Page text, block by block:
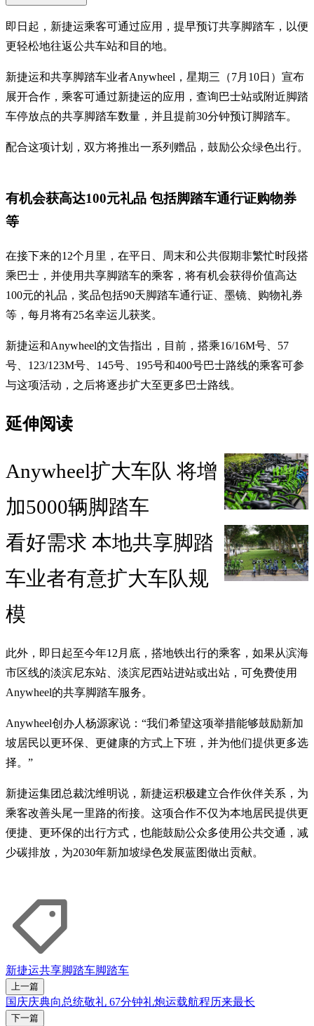
即日起，新捷运乘客可通过应用，提早预订共享脚踏车，以便
更轻松地往返公共车站和目的地。
新捷运和共享脚踏车业者Anywheel，星期三（7月10日）宣布
展开合作，乘客可通过新捷运的应用，查询巴士站或附近脚踏
车停放点的共享脚踏车数量，并且提前30分钟预订脚踏车。
配合这项计划，双方将推出一系列赠品，鼓励公众绿色出行。
有机会获高达100元礼品 包括脚踏车通行证购物券
等
在接下来的12个月里，在平日、周末和公共假期非繁忙时段搭
乘巴士，并使用共享脚踏车的乘客，将有机会获得价值高达
100元的礼品，奖品包括90天脚踏车通行证、墨镜、购物礼券
等，每月将有25名幸运儿获奖。
新捷运和Anywheel的文告指出，目前，搭乘16/16M号、57
号、123/123M号、145号、195号和400号巴士路线的乘客可参
与这项活动，之后将逐步扩大至更多巴士路线。
延伸阅读
Anywheel扩大车队 将增
加5000辆脚踏车
看好需求 本地共享脚踏
车业者有意扩大车队规
模
此外，即日起至今年12月底，搭地铁出行的乘客，如果从滨海
市区线的淡滨尼东站、淡滨尼西站进站或出站，可免费使用
Anywheel的共享脚踏车服务。
Anywheel创办人杨源家说：“我们希望这项举措能够鼓励新加
坡居民以更环保、更健康的方式上下班，并为他们提供更多选
择。”
新捷运集团总裁沈维明说，新捷运积极建立合作伙伴关系，为
乘客改善头尾一里路的衔接。这项合作不仅为本地居民提供更
便捷、更环保的出行方式，也能鼓励公众多使用公共交通，减
少碳排放，为2030年新加坡绿色发展蓝图做出贡献。
新捷运共享脚踏车脚踏车
上一篇
国庆庆典向总统敬礼 67分钟礼炮运载航程历来最长
下一篇